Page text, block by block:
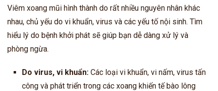
Viêm xoang mũi hình thành do rất nhiều nguyên nhân khác
nhau, chủ yếu do vi khuẩn, virus và các yếu tố nội sinh. Tìm
hiểu lý do bệnh khởi phát sẽ giúp bạn dễ dàng xử lý và
phòng ngừa.
Do virus, vi khuẩn: Các loại vi khuẩn, vi nấm, virus tấn
công và phát triển trong các xoang khiến tế bào lông